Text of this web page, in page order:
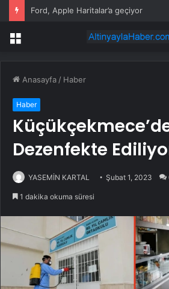
Ford, Apple Haritalar’a geçiyor
Menü
Anasayfa / Haber
Haber
Dezenfekte
YASEMİN KARTAL Şubat 1, 2023
1 dakika okuma süresi